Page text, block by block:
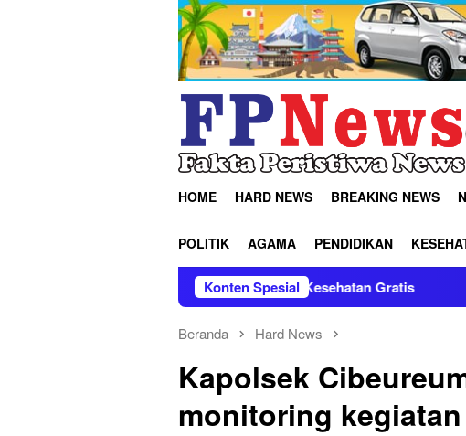
HOME HARD NEWS BREAKING NEWS
POLITIK AGAMA PENDIDIKAN
Konten Spesial
dan Tugu Kidul Gelar Cek Kesehatan Gratis Patroli
Beranda Hard News
Kapolsek
monitoring